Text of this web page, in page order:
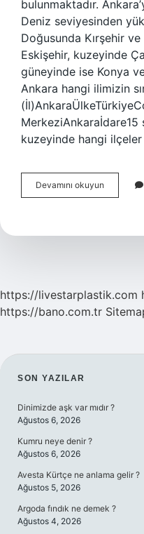
bulunmaktadır.
Deniz seviyesinden
Doğusunda Kırşehir ve
Eskişehir, kuzeyinde
güneyinde ise Konya
Ankara hangi ilimizin
MerkeziAnkaraİdare15
kuzeyinde hangi
Devamını okuyun Ankaranın
Sınırları
Ilçeler
https://livestarplastik.com
https://bano.com.tr
SIDEBAR
SON YAZILAR
Dinimizde aşk var mıdır ?
Ağustos 6, 2026
Kumru neye denir ?
Ağustos 6, 2026
Avesta Kürtçe ne anlama gelir ?
Ağustos 5, 2026
Argoda fındık ne demek ?
Ağustos 4, 2026